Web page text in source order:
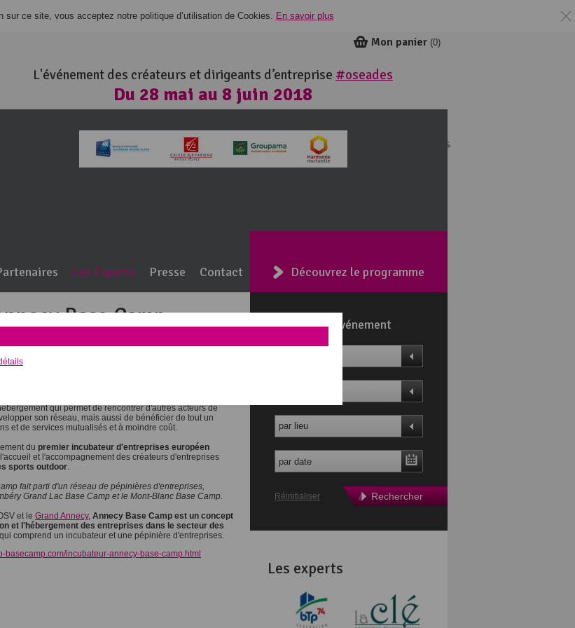
sur ce site, vous acceptez notre politique d’utilisation de Cookies. En savoir plus
L'événement des créateurs et dirigeants d’entreprise #oseades
Du 28 mai au 8 juin 2018
100% Haute-Savoie
Mon panier (0)
Les Experts Presse Contact Découvrez le programme
Base Camp
est unepépinière qui accueille les jeunes entreprises du
en plein centre du Parc d'Activités Economiques des
qui permet de rencontrer d'autres acteurs de
son réseau, mais aussi de bénéficier de tout un
et de services mutualisés et à moindre coût.
du premier incubateur d'entreprises européen
et l'accompagnement des créateurs d'entreprises
sports outdoor
fait parti d'un réseau de pépinières d'entreprises,
Grand Lac Base Camp et le Mont-Blanc Base Camp.
et le Grand Annecy, Annecy Base Camp est un concept
et l'hébergement des entreprises dans le secteur des
, qui comprend un incubateur et une pépinière d'entreprises.
basecamp.com/incubateur-annecy-base-camp.html
Trouvez un événement
par lieu
Rechercher
Réinitialiser
Les experts